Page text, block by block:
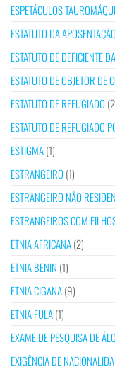
ESPETÁCULOS
ESTATUTO DA APOSENTAÇÃO
ESTATUTO DE DEFICIENTE
ESTATUTO DE OBJETOR DE
ESTATUTO DE REFUGIADO
ESTATUTO DE REFUGIADO
ESTIGMA(1)
ESTRANGEIRO (1)
ESTRANGEIRO NÃO
ESTRANGEIROS COM
ETNIA AFRICANA(2)
ETNIA BENIN (1)
ETNIA CIGANA(9)
ETNIA FULA(1)
EXAME DE PESQUISA DE
EXIGÊNCIA DE